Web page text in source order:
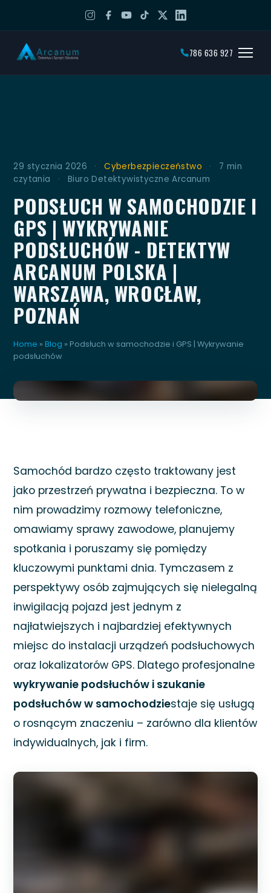
786 636 927
29 stycznia 2026 · Cyberbezpieczeństwo ·
7 min
czytania
· Biuro Detektywistyczne Arcanum
PODSŁUCH W SAMOCHODZIE I
GPS | WYKRYWANIE
PODSŁUCHÓW - DETEKTYW
ARCANUM POLSKA |
WARSZAWA, WROCŁAW,
POZNAŃ
Home »Blog » Podsłuch w samochodzie i GPS | Wykrywanie
podsłuchów
Samochód bardzo często traktowany jest
jako przestrzeń prywatna i bezpieczna. To w
nim prowadzimy rozmowy telefoniczne,
omawiamy sprawy zawodowe, planujemy
spotkania i poruszamy się pomiędzy
kluczowymi punktami dnia. Tymczasem z
perspektywy osób zajmujących się nielegalną
inwigilacją pojazd jest jednym z
najłatwiejszych i najbardziej efektywnych
miejsc do instalacji urządzeń podsłuchowych
oraz lokalizatorów GPS. Dlatego profesjonalne
wykrywanie podsłuchów i szukanie
podsłuchów w samochodziestaje się usługą
o rosnącym znaczeniu – zarówno dla klientów
indywidualnych, jak i firm.